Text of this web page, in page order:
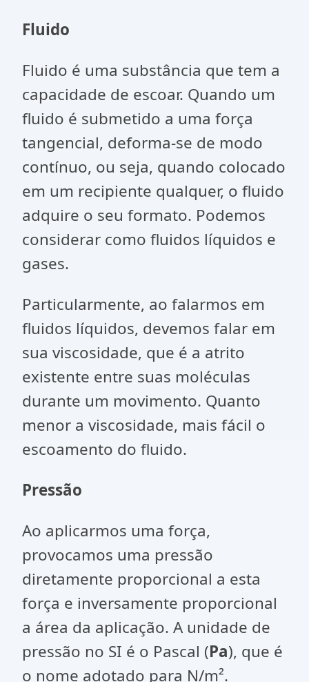
Fluido
Fluido é uma substância que tem a
capacidade de escoar. Quando um
fluido é subme­tido a uma força
tangencial, deforma-se de modo
contínuo, ou seja, quando colocado
em um recipiente qualquer, o fluido
adquire o seu formato. Podemos
considerar como fluidos líquidos e
gases.
Particularmente, ao falarmos em
fluidos líquidos, devemos falar em
sua viscosidade, que é a atrito
existente entre suas moléculas
durante um movimento. Quanto
menor a viscosidade, mais fácil o
escoamento do fluido.
Pressão
Ao aplicarmos uma força,
provocamos uma pressão
diretamente proporcional a esta
força e inversamente proporcional
a área da aplicação. A unidade de
pressão no SI é o Pascal (Pa), que é
o nome adotado para N/m².